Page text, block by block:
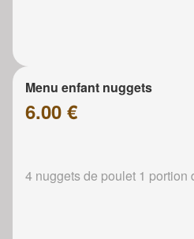
Menu enfant nuggets
6.00 €
4 nuggets de poulet 1 portion